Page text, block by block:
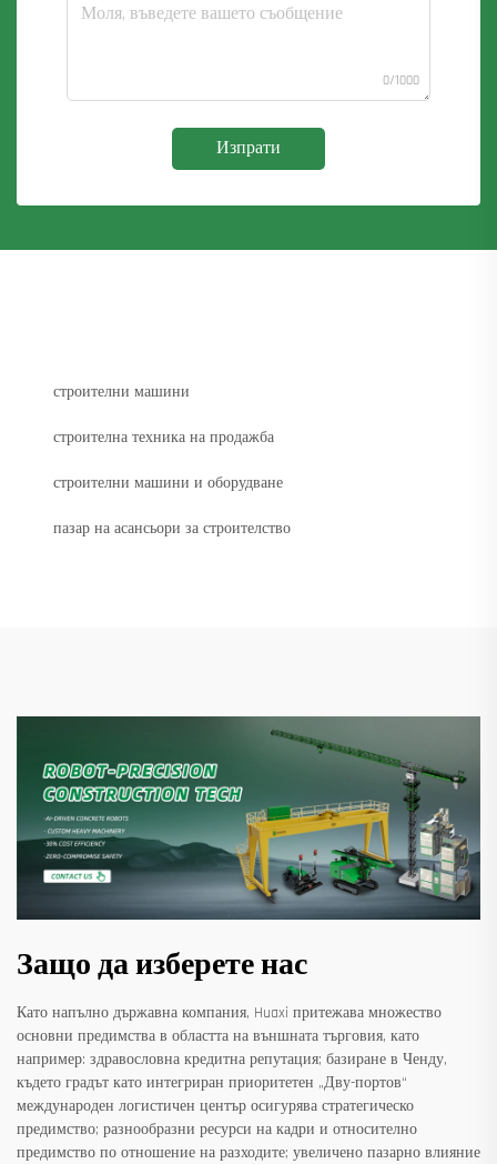
0/1000
Изпрати
строителни машини
строителна техника на продажба
строителни машини и оборудване
пазар на асансьори за строителство
Защо да изберете нас
Като напълно държавна компания, Huaxi притежава множество
основни предимства в областта на външната търговия, като
например: здравословна кредитна репутация; базиране в Ченду,
където градът като интегриран приоритетен „Дву-портов“
международен логистичен център осигурява стратегическо
предимство; разнообразни ресурси на кадри и относително
предимство по отношение на разходите; увеличено пазарно влияние